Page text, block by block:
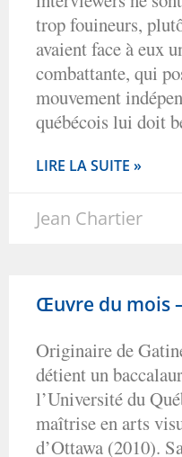
trop fouineurs,
avaient face à eux
combattante, qui
mouvement
québécois lui doit
LIRE LA SUITE »
Jean Chartier
Œuvre du mois
Originaire de
détient un
l’Université du
maîtrise en arts
d’Ottawa (2010).